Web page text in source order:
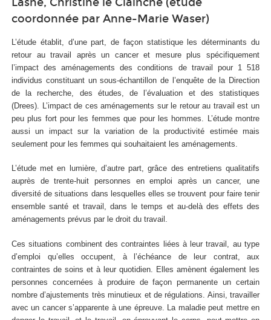
coordonnée par Anne-Marie Waser)
L’étude établit, d’une part, de façon statistique les déterminants du
retour au travail après un cancer et mesure plus spécifiquement
l’impact des aménagements des conditions de travail pour 1 518
individus constituant un sous-échantillon de l’enquête de la Direction
de la recherche, des études, de l’évaluation et des statistiques
(Drees). L’impact de ces aménagements sur le retour au travail est un
peu plus fort pour les femmes que pour les hommes. L’étude montre
aussi un impact sur la variation de la productivité estimée mais
seulement pour les femmes qui souhaitaient les aménagements.
L’étude met en lumière, d’autre part, grâce des entretiens qualitatifs
auprès de trente-huit personnes en emploi après un cancer, une
diversité de situations dans lesquelles elles se trouvent pour faire tenir
ensemble santé et travail, dans le temps et au-delà des effets des
aménagements prévus par le droit du travail.
Ces situations combinent des contraintes liées à leur travail, au type
d’emploi qu’elles occupent, à l’échéance de leur contrat, aux
contraintes de soins et à leur quotidien. Elles amènent également les
personnes concernées à produire de façon permanente un certain
nombre d’ajustements très minutieux et de régulations. Ainsi, travailler
avec un cancer s’apparente à une épreuve. La maladie peut mettre en